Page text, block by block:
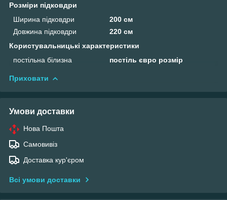
Розміри підковдри
Ширина підковдри
200 см
Довжина підковдри
220 см
Користувальницькі характеристики
постільна білизна
постіль євро розмір
Приховати
Умови доставки
Нова Пошта
Самовивіз
Доставка кур'єром
Всі умови доставки